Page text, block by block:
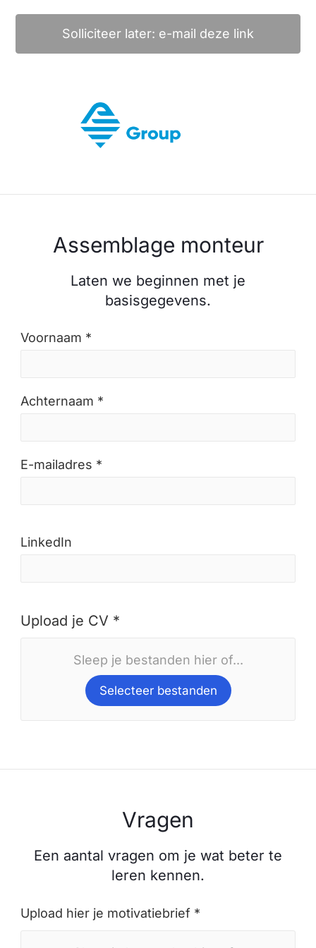
Solliciteer later: e-mail deze link
Assemblage monteur
Laten we beginnen met je
basisgegevens.
Voornaam *
Achternaam *
E-mailadres *
LinkedIn
Upload je CV *
Sleep je bestanden hier of...
Selecteer bestanden
Vragen
Een aantal vragen om je wat beter te
leren kennen.
Upload hier je motivatiebrief *